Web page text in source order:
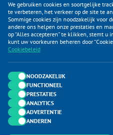
KLANTENSERVICE
CATEGORIEËN
DUIJVELAAR E-COMMERCE
CONTACTEN
We gebruiken cookies en soortgelijke
te verbeteren, het verkeer op de site te
Sommige cookies zijn noodzakelijk voor
andere ons helpen onze prestaties en
op “Alles accepteren” te klikken, stemt u
kunt uw voorkeuren beheren door
Cookiebeleid
NOODZAKELIJK
FUNCTIONEEL
PRESTATIES
ANALYTICS
ADVERTENTIE
ANDEREN